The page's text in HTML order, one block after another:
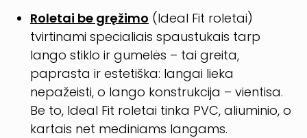
Roletai be gręžimo (Ideal Fit roletai)
tvirtinami specialiais spaustukais tarp
lango stiklo ir gumelės – tai greita,
paprasta ir estetiška: langai lieka
nepažeisti, o lango konstrukcija – vientisa.
Be to, Ideal Fit roletai tinka PVC, aliuminio, o
kartais net mediniams langams.